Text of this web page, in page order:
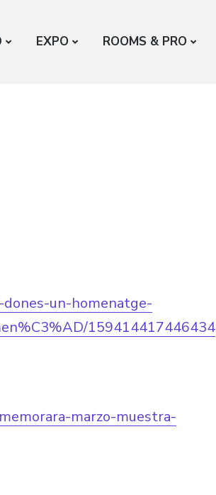
EXPO ROOMS & PRO
un-homenatge-
159414417446434
marzo-muestra-